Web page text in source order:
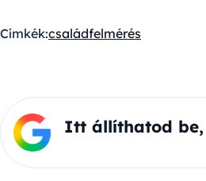
Címkék:családfelmérés
Itt állíthatod be,